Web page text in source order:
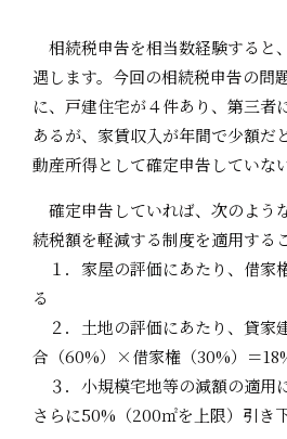
相続税申告を相当数経験すると
遇します。今回の相続税申告の問
に、戸建住宅が４件あり、第三者
あるが、家賃収入が年間で少額だ
動産所得として確定申告していな
確定申告していれば、次のよう
続税額を軽減する制度を適用する
１．家屋の評価にあたり、借家
る
２．土地の評価にあたり、貸家
合（60%）×借家権（30%）＝
３．小規模宅地等の減額の適用
さらに50%（200㎡を上限）引き